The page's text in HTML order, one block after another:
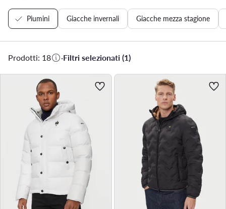
Piumini Giacche invernali Giacche mezza stagione
Prodotti: 18 ·Filtri selezionati (1)